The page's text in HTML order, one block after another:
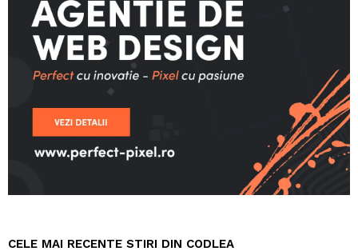
CELE MAI RECENTE STIRI DIN CODLEA